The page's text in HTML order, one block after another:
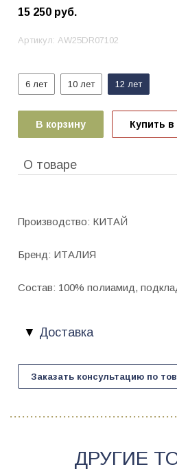
15 250 руб.
Артикул: AW25DR07102
6 лет 10 лет 12 лет
В корзину Купить в
О товаре
Производство: КИТАЙ
Бренд: ИТАЛИЯ
Состав: 100% полиамид,
Доставка
Заказать консультацию по
ДРУГИЕ